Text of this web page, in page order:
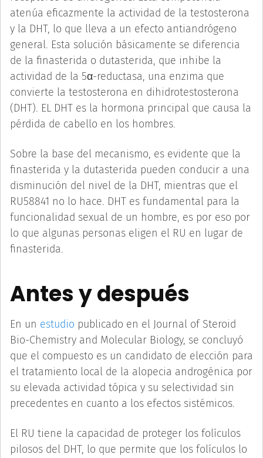
atenúa eficazmente la actividad de la testosterona
y la DHT, lo que lleva a un efecto antiandrógeno
general. Esta solución básicamente se diferencia
de la finasterida o dutasterida, que inhibe la
actividad de la 5α-reductasa, una enzima que
convierte la testosterona en dihidrotestosterona
(DHT). EL DHT es la hormona principal que causa la
pérdida de cabello en los hombres.
Sobre la base del mecanismo, es evidente que la
finasterida y la dutasterida pueden conducir a una
disminución del nivel de la DHT, mientras que el
RU58841 no lo hace. DHT es fundamental para la
funcionalidad sexual de un hombre, es por eso por
lo que algunas personas eligen el RU en lugar de
finasterida.
Antes y después
En un estudio publicado en el Journal of Steroid
Bio-Chemistry and Molecular Biology, se concluyó
que el compuesto es un candidato de elección para
el tratamiento local de la alopecia androgénica por
su elevada actividad tópica y su selectividad sin
precedentes en cuanto a los efectos sistémicos.
El RU tiene la capacidad de proteger los folículos
pilosos del DHT, lo que permite que los folículos lo